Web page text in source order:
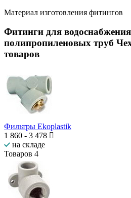
Материал изготовления фитингов
Фитинги для
полипропиленовых труб
товаров
Фильтры Ekoplastik
1 860 - 3 478
на складе
Товаров 4